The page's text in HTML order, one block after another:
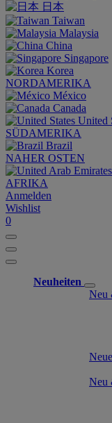
日本
Taiwan
Malaysia
China
Singapore
Korea
NORDAMERIKA
México
Canada
United
SÜDAMERIKA
Brazil
NAHER OSTEN
AFRIKA
Anmelden
Wishlist
0
Neuheiten
Neu
Neu